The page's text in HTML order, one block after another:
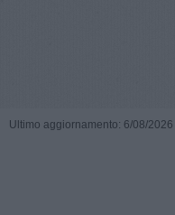
Ultimo aggiornamento: 6/08/2026